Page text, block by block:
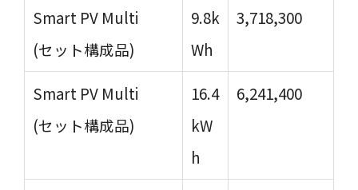
Smart PV Multi
(セット構成品)
9.8k
Wh
3,718,300
Smart PV Multi
(セット構成品)
16.4
kW
h
6,241,400